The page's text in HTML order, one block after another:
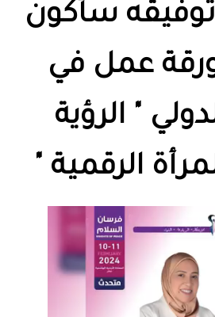
سأكون
عمل في
" الرؤية
الرقمية "